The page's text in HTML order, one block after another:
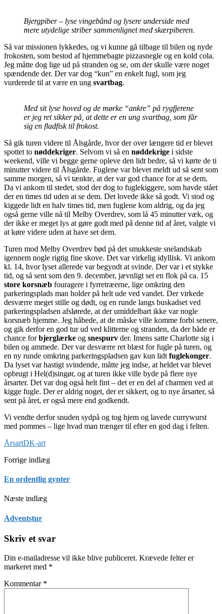
Bjergpiber – lyse vingebånd og lysere underside med
mere utydelige striber sammenlignet med skærpiberen.
Så var missionen lykkedes, og vi kunne gå tilbage til bilen og nyde
frokosten, som bestod af hjemmebagte pizzasnegle og en kold cola.
Jeg måtte dog lige ud på stranden og se, om der skulle være noget
spændende der. Der var dog “kun” en enkelt fugl, som jeg
vurderede til at være en ung svartbag.
Med sit lyse hoved og de mørke “ankre” på rygfjerene
er jeg ret sikker på, at dette er en ung svartbag, som får
sig en fladfisk til frokost.
Så gik turen videre til Ålsgårde, hvor der over længere tid er blevet
spottet to nøddekriger. Selvom vi så en nøddekrige i sidste
weekend, ville vi begge gerne opleve den lidt bedre, så vi kørte de ti
minutter videre til Ålsgårde. Fuglene var blevet meldt ud så sent som
samme morgen, så vi tænkte, at der var god chance for at se dem.
Da vi ankom til stedet, stod der dog to fuglekiggere, som havde stået
der en times tid uden at se dem. Det lovede ikke så godt. Vi stod og
kiggede lidt en halv times tid, men fuglene kom aldrig, og da jeg
også gerne ville nå til Melby Overdrev, som lå 45 minutter væk, og
der ikke er meget lys at gøre godt med på denne tid af året, valgte vi
at køre videre uden at have set dem.
Turen mod Melby Overdrev bød på det smukkeste snelandskab
igennem nogle rigtig fine skove. Det var virkelig idyllisk. Vi ankom
kl. 14, hvor lyset allerede var begyndt at svinde. Der var i et stykke
tid, og så sent som den 9. december, jævnligt set en flok på ca. 15
store korsnæb fouragere i fyrretræerne, lige omkring den
parkeringsplads man holder på helt ude ved vandet. Der virkede
desværre meget stille og dødt, og en runde langs buskadset ved
parkeringspladsen afslørede, at der umiddelbart ikke var nogle
korsnæb hjemme. Jeg håbede, at de måske ville komme forbi senere,
og gik derfor en god tur ud ved klitterne og stranden, da der både er
chance forbjerglærke og snespurv der. Imens satte Charlotte sig i
bilen og ammede. Der var desværre ret blæst for fugle på turen, og
en ny runde omkring parkeringspladsen gav kun lidt fuglekonger.
Da lyset var hastigt svindende, måtte jeg indse, at heldet var blevet
opbrugt i Hel(d)singør, og at turen ikke ville byde på flere nye
årsarter. Det var dog også helt fint – det er en del af charmen ved at
kigge fugle. Der er aldrig noget, der er sikkert, og to nye årsarter, så
sent på året, er også mere end godkendt.
Vi vendte derfor snuden sydpå og tog hjem og lavede currywurst
med pommes – lige hvad man trænger til efter en god dag i felten.
ÅrsartDK-art
Forrige indlæg
En ordentlig gynter
Næste indlæg
Adventstur
Skriv et svar
Din e-mailadresse vil ikke blive publiceret. Krævede felter er
markeret med *
Kommentar *